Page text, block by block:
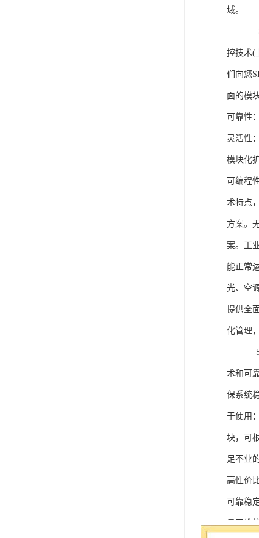
域。
控技术(
们向您
面的模
可靠性
灵活性
模块化
可编程
术特点
方案。
案。工
能正常
光、空
提供全
化管理
术和可
保系统
于使用
块，可
足不业
高性价
可靠稳
易于维